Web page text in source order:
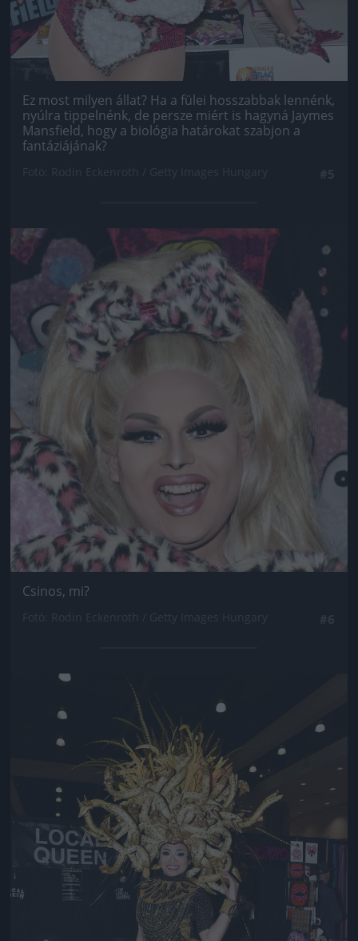
Ez most milyen állat? Ha a fülei hosszabbak lennénk,
nyúlra tippelnénk, de persze miért is hagyná Jaymes
Mansfield, hogy a biológia határokat szabjon a
fantáziájának?
Jön még kép!
Csinos, mi?
Jön még kép!